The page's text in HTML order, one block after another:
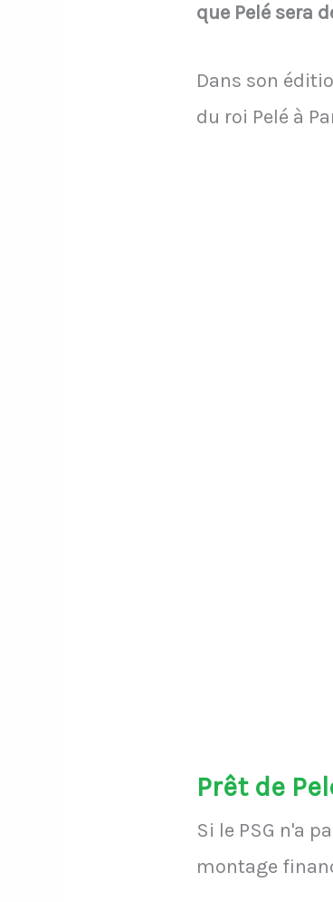
que Pelé sera
Dans son
du roi Pelé à
Prêt de
Si le PSG n'a
montage